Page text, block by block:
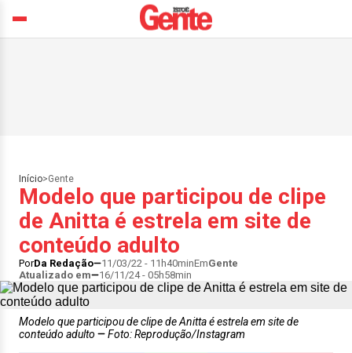
Início>Gente
Modelo que participou de clipe
de Anitta é estrela em site de
conteúdo adulto
PorDa Redação 11/03/22 - 11h40minEmGente
Atualizado em
16/11/24 - 05h58min
Modelo que participou de clipe de Anitta é estrela em site de
conteúdo adulto
Foto: Reprodução/Instagram